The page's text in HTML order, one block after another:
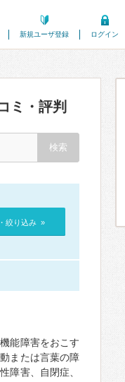
新規ユーザ登録 ログイン
ミ・評判
絞り込み »
能障害をおこす
または言葉の障
障害、自閉症、